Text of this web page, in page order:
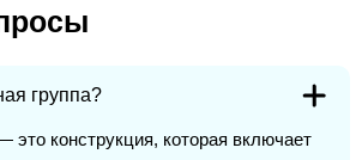
группа?
это конструкция, которая включает